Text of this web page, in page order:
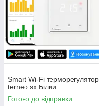
Smart Wi-Fi терморегулятор
terneo sx Білий
Готово до відправки